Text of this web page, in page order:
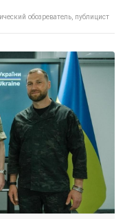
обозреватель, публицист